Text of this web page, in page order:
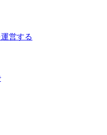
営する